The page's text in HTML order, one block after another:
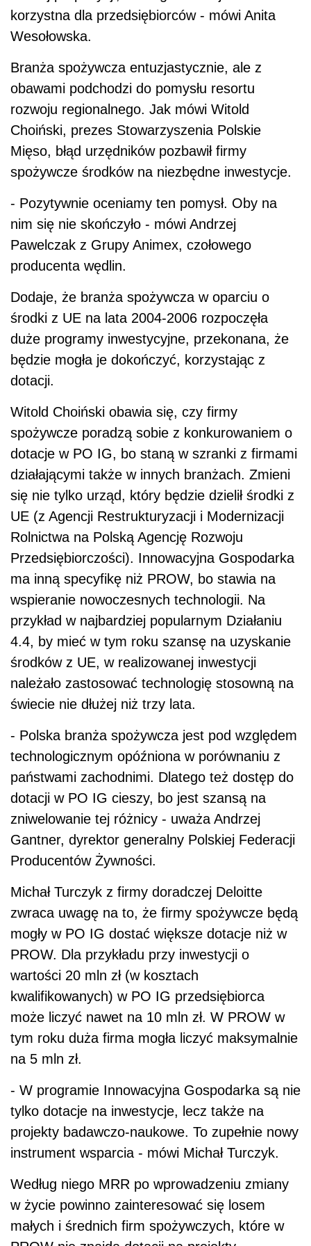
korzystna dla przedsiębiorców - mówi Anita
Wesołowska.
Branża spożywcza entuzjastycznie, ale z
obawami podchodzi do pomysłu resortu
rozwoju regionalnego. Jak mówi Witold
Choiński, prezes Stowarzyszenia Polskie
Mięso, błąd urzędników pozbawił firmy
spożywcze środków na niezbędne inwestycje.
- Pozytywnie oceniamy ten pomysł. Oby na
nim się nie skończyło - mówi Andrzej
Pawelczak z Grupy Animex, czołowego
producenta wędlin.
Dodaje, że branża spożywcza w oparciu o
środki z UE na lata 2004-2006 rozpoczęła
duże programy inwestycyjne, przekonana, że
będzie mogła je dokończyć, korzystając z
dotacji.
Witold Choiński obawia się, czy firmy
spożywcze poradzą sobie z konkurowaniem o
dotacje w PO IG, bo staną w szranki z firmami
działającymi także w innych branżach. Zmieni
się nie tylko urząd, który będzie dzielił środki z
UE (z Agencji Restrukturyzacji i Modernizacji
Rolnictwa na Polską Agencję Rozwoju
Przedsiębiorczości). Innowacyjna Gospodarka
ma inną specyfikę niż PROW, bo stawia na
wspieranie nowoczesnych technologii. Na
przykład w najbardziej popularnym Działaniu
4.4, by mieć w tym roku szansę na uzyskanie
środków z UE, w realizowanej inwestycji
należało zastosować technologię stosowną na
świecie nie dłużej niż trzy lata.
- Polska branża spożywcza jest pod względem
technologicznym opóźniona w porównaniu z
państwami zachodnimi. Dlatego też dostęp do
dotacji w PO IG cieszy, bo jest szansą na
zniwelowanie tej różnicy - uważa Andrzej
Gantner, dyrektor generalny Polskiej Federacji
Producentów Żywności.
Michał Turczyk z firmy doradczej Deloitte
zwraca uwagę na to, że firmy spożywcze będą
mogły w PO IG dostać większe dotacje niż w
PROW. Dla przykładu przy inwestycji o
wartości 20 mln zł (w kosztach
kwalifikowanych) w PO IG przedsiębiorca
może liczyć nawet na 10 mln zł. W PROW w
tym roku duża firma mogła liczyć maksymalnie
na 5 mln zł.
- W programie Innowacyjna Gospodarka są nie
tylko dotacje na inwestycje, lecz także na
projekty badawczo-naukowe. To zupełnie nowy
instrument wsparcia - mówi Michał Turczyk.
Według niego MRR po wprowadzeniu zmiany
w życie powinno zainteresować się losem
małych i średnich firm spożywczych, które w